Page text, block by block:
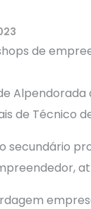
de Técnico
secundário